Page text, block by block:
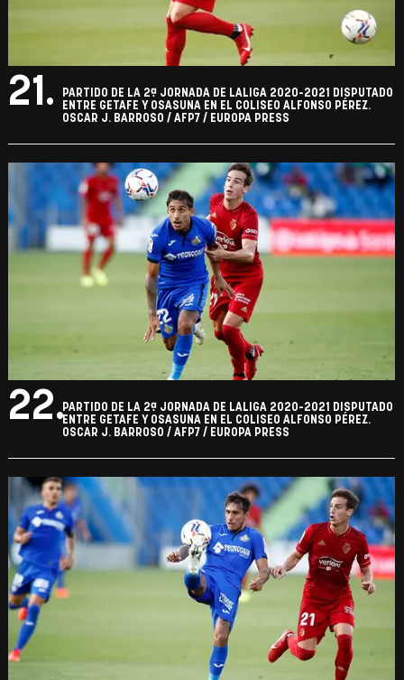
21.
PARTIDO DE LA 2ª JORNADA DE LALIGA 2020-2021 DISPUTADO
ENTRE GETAFE Y OSASUNA EN EL COLISEO ALFONSO PÉREZ.
OSCAR J. BARROSO / AFP7 / EUROPA PRESS
22.PARTIDO DE LA 2ª JORNADA DE LALIGA 2020-2021 DISPUTADO
ENTRE GETAFE Y OSASUNA EN EL COLISEO ALFONSO PÉREZ.
OSCAR J. BARROSO / AFP7 / EUROPA PRESS